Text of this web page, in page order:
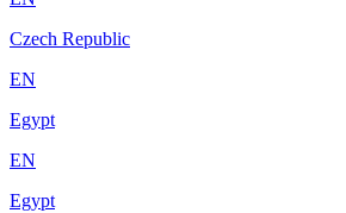
Czech Republic
EN
Egypt
EN
Egypt